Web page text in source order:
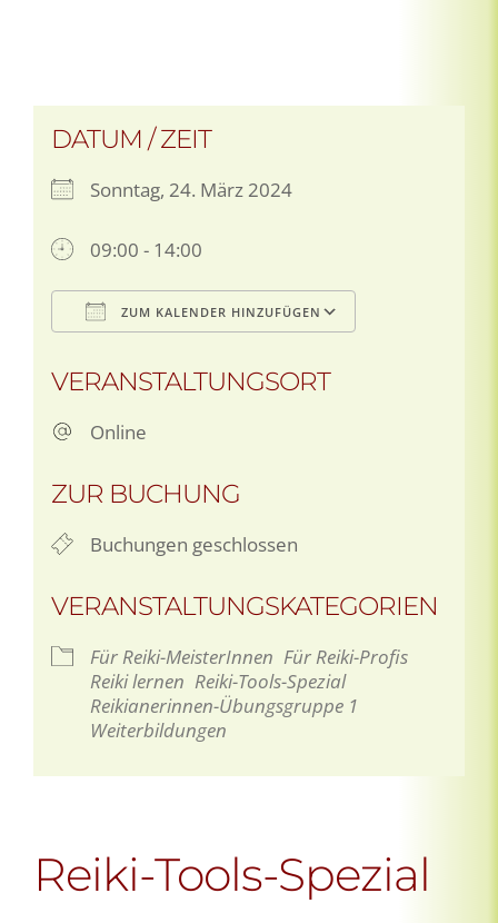
DATUM / ZEIT
Sonntag, 24. März 2024
09:00 - 14:00
ZUM KALENDER HINZUFÜGEN
VERANSTALTUNGSORT
Online
ZUR BUCHUNG
Buchungen geschlossen
VERANSTALTUNGSKATEGORIEN
Für Reiki-MeisterInnen Für Reiki-Profis
Reiki lernen Reiki-Tools-Spezial
Reikianerinnen-Übungsgruppe 1
Weiterbildungen
Reiki-Tools-Spezial